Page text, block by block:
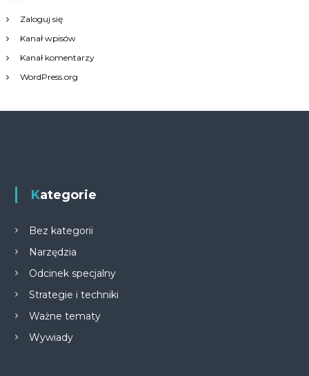
Zaloguj się
Kanał wpisów
Kanał komentarzy
WordPress.org
Kategorie
Bez kategorii
Narzędzia
Odcinek specjalny
Strategie i techniki
Ważne tematy
Wywiady